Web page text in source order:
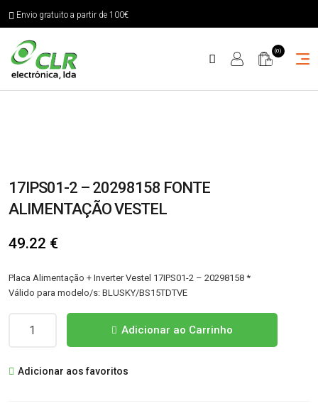
Envio gratuito a partir de 100€
(0)
17IPS01-2 – 20298158 FONTE
ALIMENTAÇÃO VESTEL
49.22 €
Placa Alimentação + Inverter Vestel 17IPS01-2 – 20298158 *
Válido para modelo/s: BLUSKY/BS15TDTVE
2
Adicionar ao Carrinho
Adicionar aos favoritos